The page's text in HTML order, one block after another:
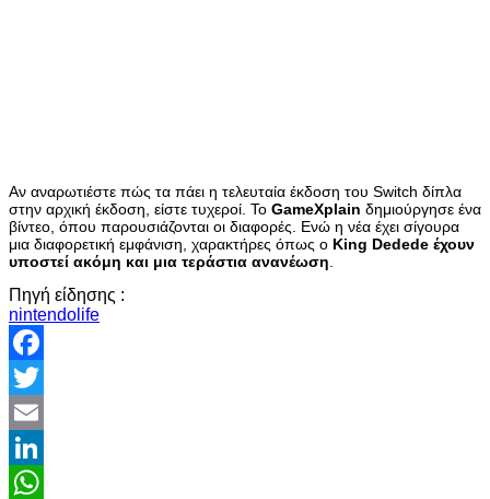
Αν αναρωτιέστε πώς τα πάει η τελευταία έκδοση του Switch δίπλα
στην αρχική έκδοση, είστε τυχεροί. Το GameXplain δημιούργησε ένα
βίντεο, όπου παρουσιάζονται οι διαφορές. Ενώ η νέα έχει σίγουρα
μια διαφορετική εμφάνιση, χαρακτήρες όπως ο King Dedede έχουν
υποστεί ακόμη και μια τεράστια ανανέωση
Πηγή είδησης :
nintendolife
Facebook
Twitter
Email
LinkedIn